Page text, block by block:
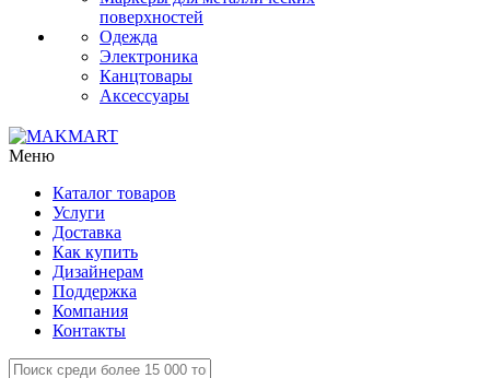
поверхностей
Одежда
Электроника
Канцтовары
Аксессуары
Меню
Каталог товаров
Услуги
Доставка
Как купить
Дизайнерам
Поддержка
Компания
Контакты